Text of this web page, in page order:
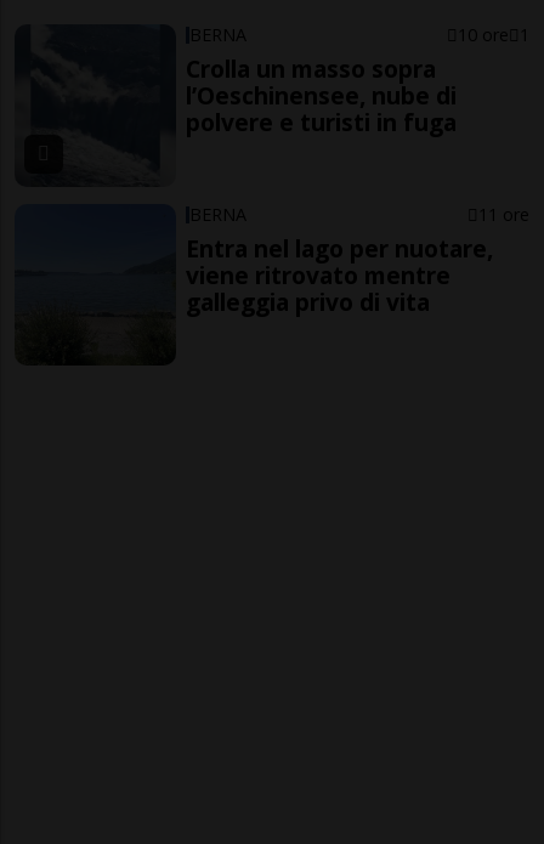
BERNA 10 ore 1
Crolla un masso sopra
l’Oeschinensee, nube di
polvere e turisti in fuga
BERNA 11 ore
Entra nel lago per nuotare,
viene ritrovato mentre
galleggia privo di vita